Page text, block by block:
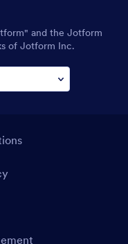
and the Jotform
of Jotform Inc.